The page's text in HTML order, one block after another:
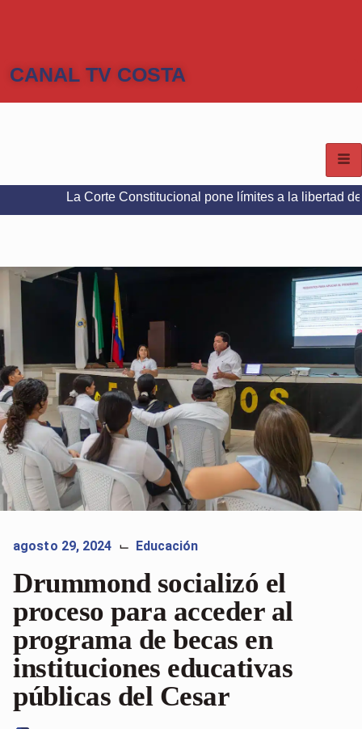
CANAL TV COSTA
La Corte Constitucional pone límites a la libertad de
agosto 29, 2024 ⌙ Educación
Drummond socializó el
proceso para acceder al
programa de becas en
instituciones educativas
públicas del Cesar